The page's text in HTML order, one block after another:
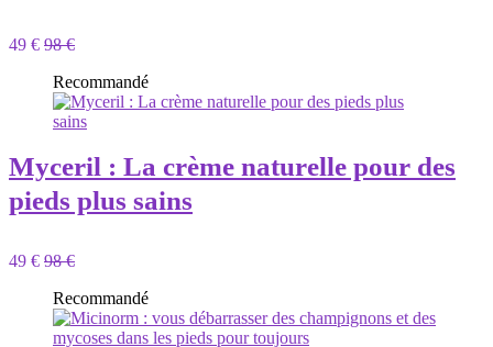
49 € 98 €
Recommandé
Myceril : La crème naturelle pour des
pieds plus sains
49 € 98 €
Recommandé